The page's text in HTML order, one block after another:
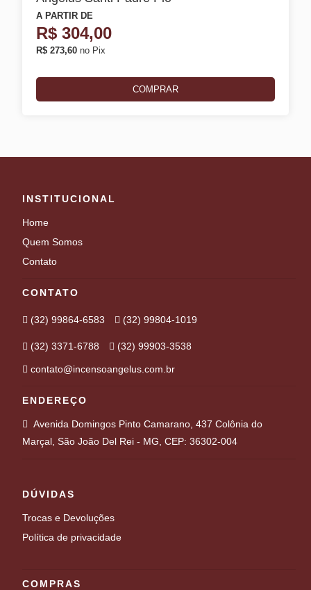
A PARTIR DE
R$ 304,00
R$ 273,60 no Pix
COMPRAR
INSTITUCIONAL
Home
Quem Somos
Contato
CONTATO
(32) 99864-6583 (32) 99804-1019
(32) 3371-6788 (32) 99903-3538
contato@incensoangelus.com.br
ENDEREÇO
Avenida Domingos Pinto Camarano, 437 Colônia do
Marçal, São João Del Rei - MG, CEP: 36302-004
DÚVIDAS
Trocas e Devoluções
Política de privacidade
COMPRAS